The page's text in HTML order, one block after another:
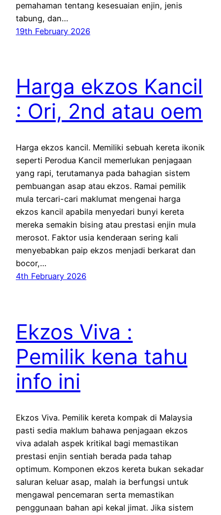
pemahaman tentang kesesuaian enjin, jenis
tabung, dan…
19th February 2026
Harga ekzos Kancil
: Ori, 2nd atau oem
Harga ekzos kancil. Memiliki sebuah kereta ikonik
seperti Perodua Kancil memerlukan penjagaan
yang rapi, terutamanya pada bahagian sistem
pembuangan asap atau ekzos. Ramai pemilik
mula tercari-cari maklumat mengenai harga
ekzos kancil apabila menyedari bunyi kereta
mereka semakin bising atau prestasi enjin mula
merosot. Faktor usia kenderaan sering kali
menyebabkan paip ekzos menjadi berkarat dan
bocor,…
4th February 2026
Ekzos Viva :
Pemilik kena tahu
info ini
Ekzos Viva. Pemilik kereta kompak di Malaysia
pasti sedia maklum bahawa penjagaan ekzos
viva adalah aspek kritikal bagi memastikan
prestasi enjin sentiah berada pada tahap
optimum. Komponen ekzos kereta bukan sekadar
saluran keluar asap, malah ia berfungsi untuk
mengawal pencemaran serta memastikan
penggunaan bahan api kekal jimat. Jika sistem